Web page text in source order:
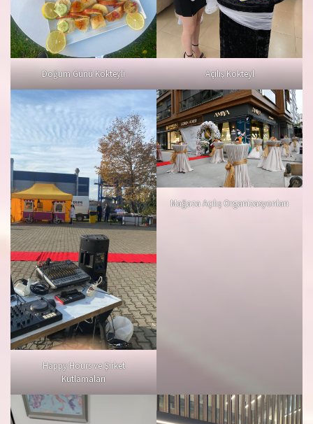
Doğum Günü Kokteyli Açılış Kokteyl
Happy Hours ve Şirket
Kutlamaları
Mağaza Açılış Organizasyonları